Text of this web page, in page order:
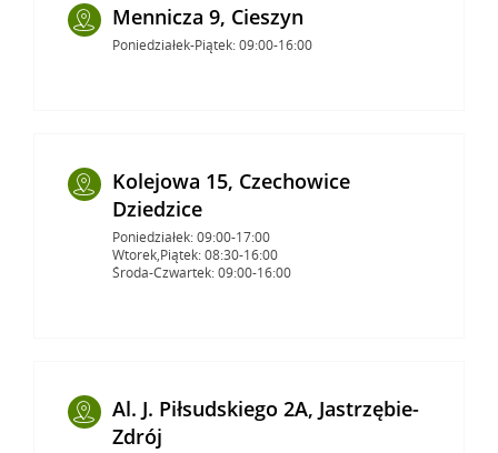
Mennicza 9, Cieszyn
Poniedziałek-Piątek: 09:00-16:00
Kolejowa 15, Czechowice
Dziedzice
Poniedziałek: 09:00-17:00
Wtorek,Piątek: 08:30-16:00
Środa-Czwartek: 09:00-16:00
Al. J. Piłsudskiego 2A, Jastrzębie-
Zdrój